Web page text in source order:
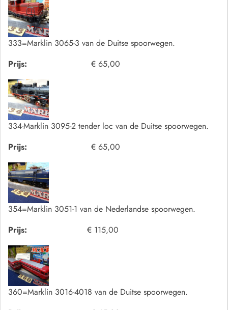
333=Marklin 3065-3 van de Duitse spoorwegen.
Prijs:
€ 65,00
334-Marklin 3095-2 tender loc van de Duitse spoorwegen.
Prijs:
€ 65,00
354=Marklin 3051-1 van de Nederlandse spoorwegen.
Prijs:
€ 115,00
360=Marklin 3016-4018 van de Duitse spoorwegen.